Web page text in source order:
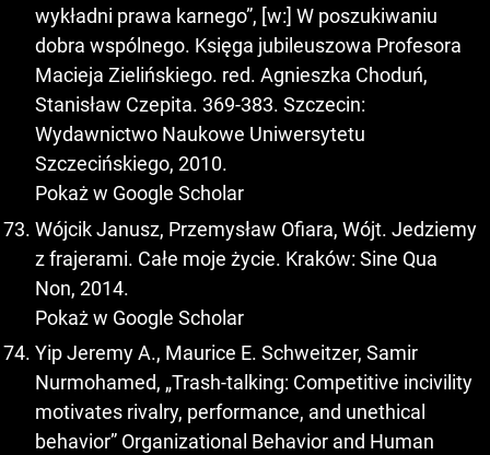
wykładni prawa karnego”, [w:] W poszukiwaniu
dobra wspólnego. Księga jubileuszowa Profesora
Macieja Zielińskiego. red. Agnieszka Choduń,
Stanisław Czepita. 369-383. Szczecin:
Wydawnictwo Naukowe Uniwersytetu
Szczecińskiego, 2010.
Pokaż w Google Scholar
Wójcik Janusz, Przemysław Ofiara, Wójt. Jedziemy
z frajerami. Całe moje życie. Kraków: Sine Qua
Non, 2014.
Pokaż w Google Scholar
Yip Jeremy A., Maurice E. Schweitzer, Samir
Nurmohamed, „Trash-talking: Competitive incivility
motivates rivalry, performance, and unethical
behavior” Organizational Behavior and Human